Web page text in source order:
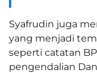
Syafrudin juga
yang menjadi
seperti catatan
pengendalian